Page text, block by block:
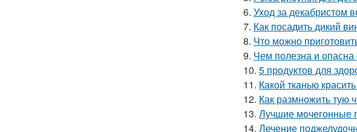
6. Уход за декабристом
7. Как посадить дикий
8. Что можно
9. Чем полезна и опасна
10. 5 продуктов для
11. Какой тканью
12. Как размножить тую
13. Лучшие мочегонные
14. Лечение